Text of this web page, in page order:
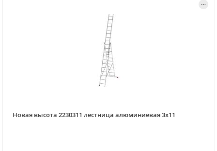
Новая высота 2230311 лестница алюминиевая 3х11